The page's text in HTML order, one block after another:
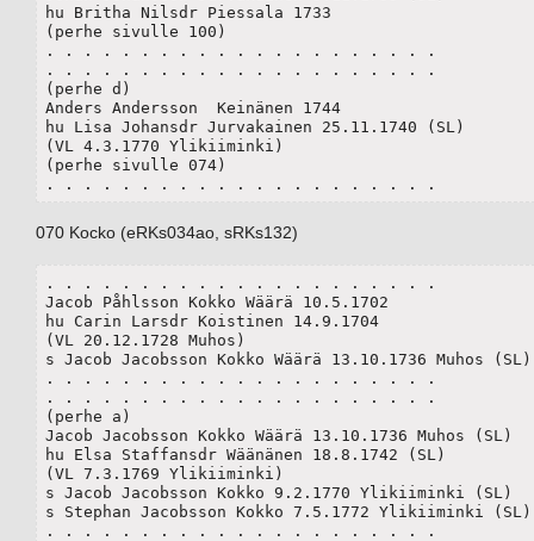
hu Britha Nilsdr Piessala 1733
(perhe sivulle 100)
. . . . . . . . . . . . . . . . . . . . .
. . . . . . . . . . . . . . . . . . . . .
(perhe d)
Anders Andersson  Keinänen 1744
hu Lisa Johansdr Jurvakainen 25.11.1740 (SL)
(VL 4.3.1770 Ylikiiminki)
(perhe sivulle 074)
. . . . . . . . . . . . . . . . . . . . .
070 Kocko (eRKs034ao, sRKs132)
. . . . . . . . . . . . . . . . . . . . .
Jacob Påhlsson Kokko Wäärä 10.5.1702
hu Carin Larsdr Koistinen 14.9.1704
(VL 20.12.1728 Muhos)
s Jacob Jacobsson Kokko Wäärä 13.10.1736 Muhos
. . . . . . . . . . . . . . . . . . . . .
. . . . . . . . . . . . . . . . . . . . .
(perhe a)
Jacob Jacobsson Kokko Wäärä 13.10.1736 Muhos (SL)
hu Elsa Staffansdr Wäänänen 18.8.1742 (SL)
(VL 7.3.1769 Ylikiiminki)
s Jacob Jacobsson Kokko 9.2.1770 Ylikiiminki (SL)
s Stephan Jacobsson Kokko 7.5.1772 Ylikiiminki
. . . . . . . . . . . . . . . . . . . . .